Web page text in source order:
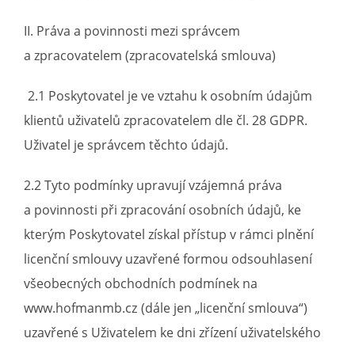
II. Práva a povinnosti mezi správcem
a zpracovatelem (zpracovatelská smlouva)
2.1 Poskytovatel je ve vztahu k osobním údajům
klientů uživatelů zpracovatelem dle čl. 28 GDPR.
Uživatel je správcem těchto údajů.
2.2 Tyto podmínky upravují vzájemná práva
a povinnosti při zpracování osobních údajů, ke
kterým Poskytovatel získal přístup v rámci plnění
licenční smlouvy uzavřené formou odsouhlasení
všeobecných obchodních podmínek na
www.hofmanmb.cz (dále jen „licenční smlouva“)
uzavřené s Uživatelem ke dni zřízení uživatelského